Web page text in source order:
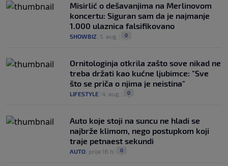
Misirlić o dešavanjima na Merlinovom
koncertu: Siguran sam da je najmanje
1.000 ulaznica falsifikovano
SHOWBIZ 5. aug. 0
Ornitologinja otkrila zašto sove nikad ne
treba držati kao kućne ljubimce: "Sve
što se priča o njima je neistina"
LIFESTYLE 4. aug. 0
Auto koje stoji na suncu ne hladi se
najbrže klimom, nego postupkom koji
traje petnaest sekundi
AUTO prije 16 h 0